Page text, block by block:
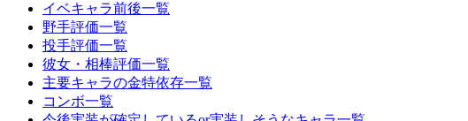
イベキャラ前後一覧
野手評価一覧
投手評価一覧
彼女・相棒評価一覧
主要キャラの金特依存一覧
コンボ一覧